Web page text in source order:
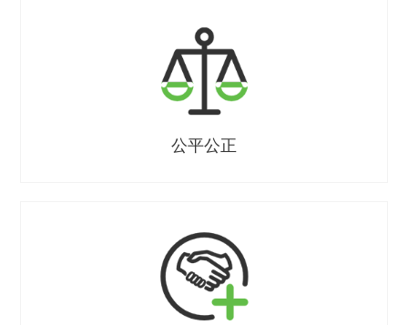
公平公正